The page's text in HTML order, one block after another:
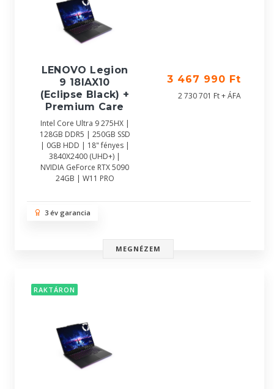
LENOVO Legion
9 18IAX10
(Eclipse Black) +
Premium Care
Intel Core Ultra 9 275HX |
128GB DDR5 | 250GB SSD
| 0GB HDD | 18" fényes |
3840X2400 (UHD+) |
NVIDIA GeForce RTX 5090
24GB | W11 PRO
3 467 990 Ft
2 730 701 Ft + ÁFA
3 év garancia
MEGNÉZEM
RAKTÁRON